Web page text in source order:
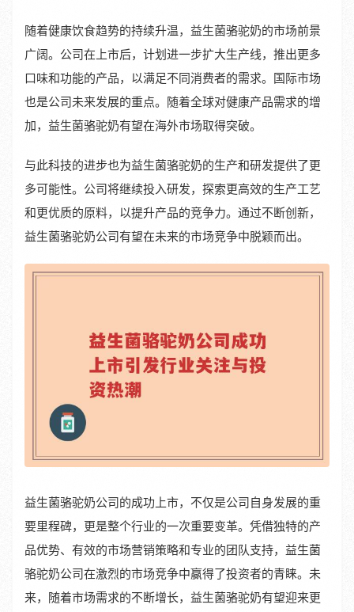
随着健康饮食趋势的持续升温，益生菌骆驼奶的市场前景
广阔。公司在上市后，计划进一步扩大生产线，推出更多
口味和功能的产品，以满足不同消费者的需求。国际市场
也是公司未来发展的重点。随着全球对健康产品需求的增
加，益生菌骆驼奶有望在海外市场取得突破。
与此科技的进步也为益生菌骆驼奶的生产和研发提供了更
多可能性。公司将继续投入研发，探索更高效的生产工艺
和更优质的原料，以提升产品的竞争力。通过不断创新，
益生菌骆驼奶公司有望在未来的市场竞争中脱颖而出。
益生菌骆驼奶公司的成功上市，不仅是公司自身发展的重
要里程碑，更是整个行业的一次重要变革。凭借独特的产
品优势、有效的市场营销策略和专业的团队支持，益生菌
骆驼奶公司在激烈的市场竞争中赢得了投资者的青睐。未
来，随着市场需求的不断增长，益生菌骆驼奶有望迎来更